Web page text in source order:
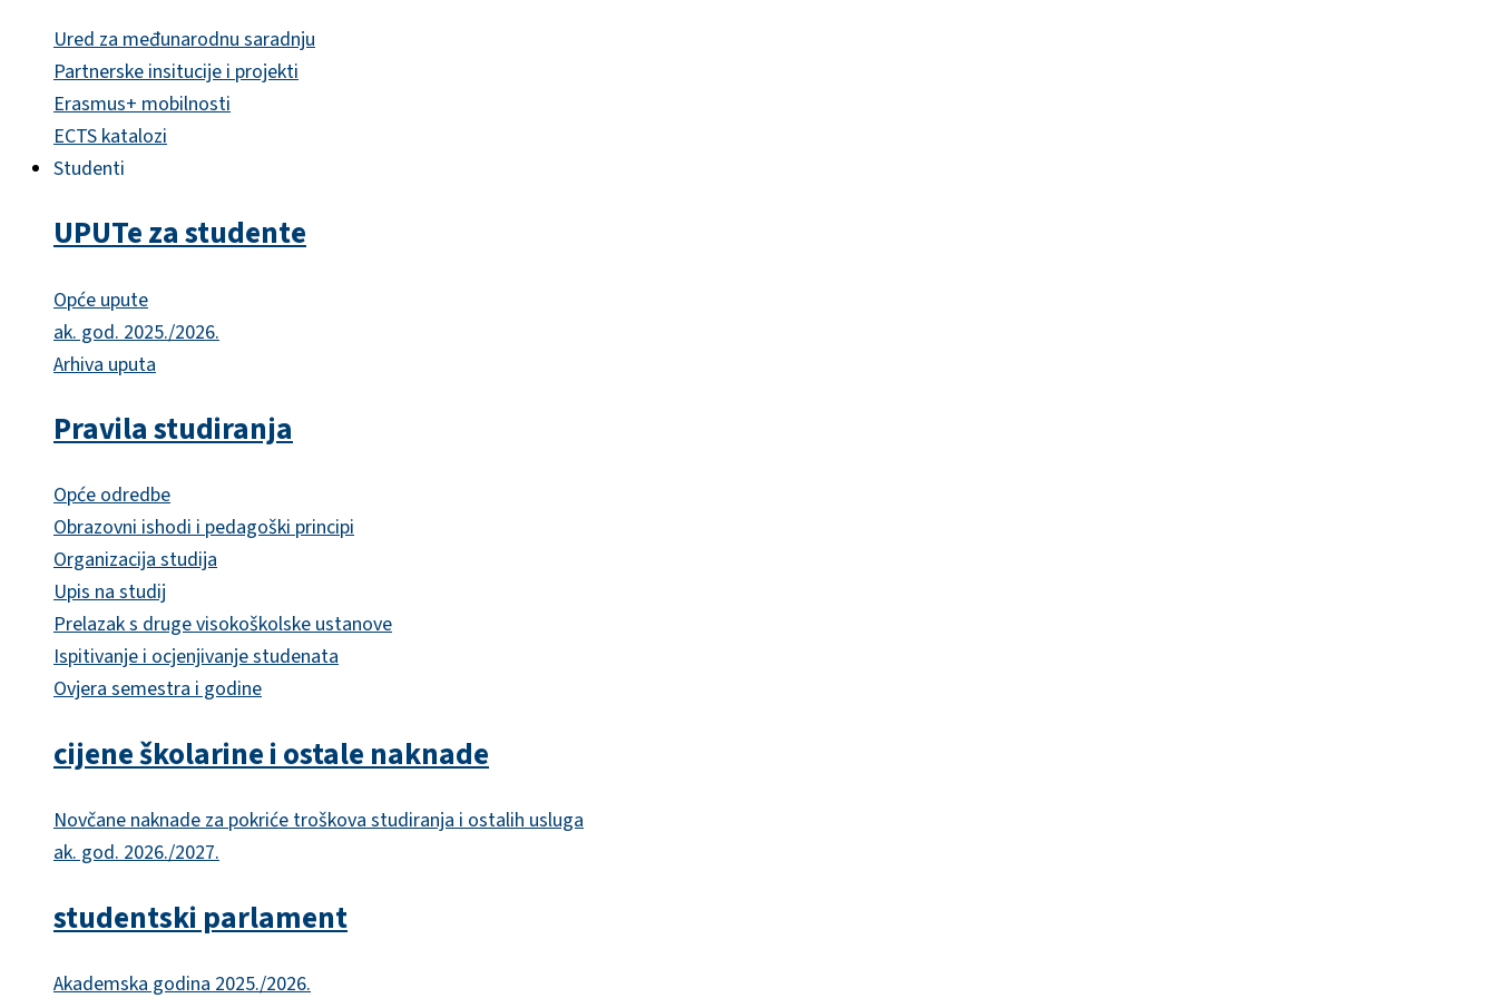
Ured za međunarodnu saradnju
Partnerske insitucije i projekti
Erasmus+ mobilnosti
ECTS katalozi
Studenti
UPUTe za studente
Opće upute
ak. god. 2025./2026.
Arhiva uputa
Pravila studiranja
Opće odredbe
Obrazovni ishodi i pedagoški principi
Organizacija studija
Upis na studij
Prelazak s druge visokoškolske ustanove
Ispitivanje i ocjenjivanje studenata
Ovjera semestra i godine
cijene školarine i ostale naknade
Novčane naknade za pokriće troškova studiranja i ostalih usluga
ak. god. 2026./2027.
studentski parlament
Akademska godina 2025./2026.